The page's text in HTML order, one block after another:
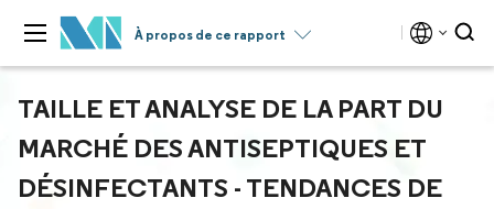
À propos de ce rapport
TAILLE ET ANALYSE DE LA PART DU
MARCHÉ DES ANTISEPTIQUES ET
DÉSINFECTANTS - TENDANCES DE